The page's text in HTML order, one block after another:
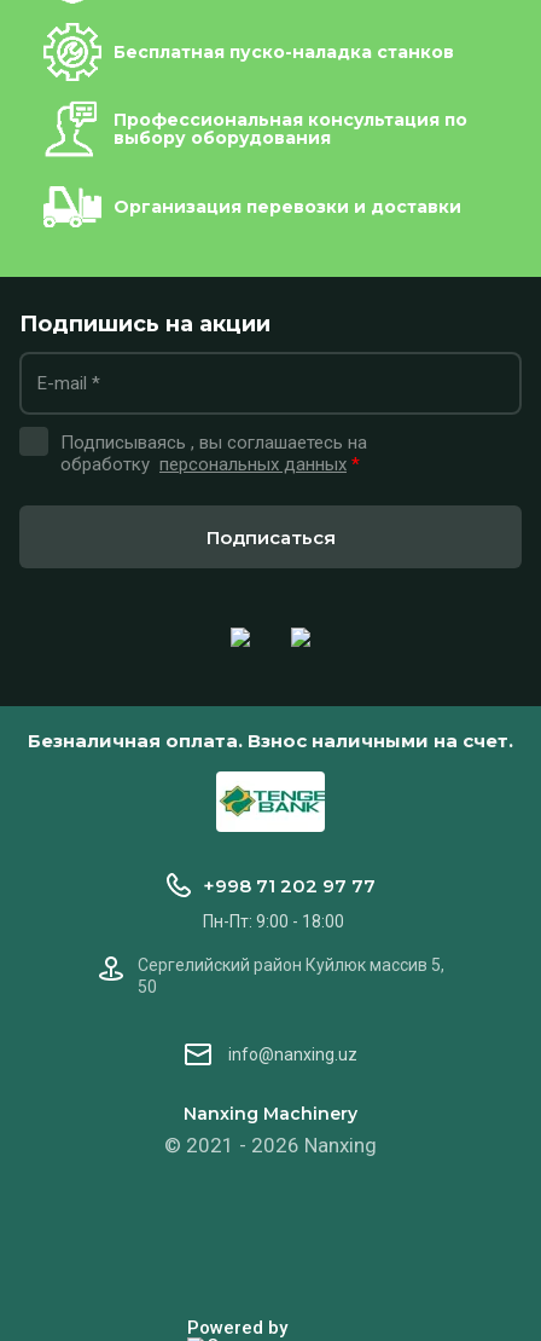
Бесплатная пуско-наладка станков
Профессиональная консультация по
выбору оборудования
Организация перевозки и доставки
Подпишись на акции
Подписываясь , вы соглашаетесь на
обработку персональных данных *
Подписаться
Безналичная оплата. Взнос наличными на счет.
Nanxing Machinery
© 2021 - 2026 Nanxing
+998 71 202 97 77
Пн-Пт: 9:00 - 18:00
Сергелийский район Куйлюк массив 5,
50
info@nanxing.uz
Powered by